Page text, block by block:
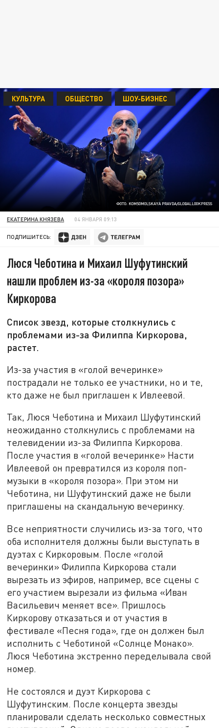
ФОТО: KOMSOMOLSKAYA PRAVDA/GLOBALLOOKPRESS
КУЛЬТУРА ОБЩЕСТВО ШОУ-БИЗНЕС
ЕКАТЕРИНА КНЯЗЕВА 04 ЯНВАРЯ 09:13
ПОДПИШИТЕСЬ:
Люся Чеботина и Михаил Шуфутинский
нашли проблем из-за «короля позора»
Киркорова
Список звезд, которые столкнулись с
проблемами из-за Филиппа Киркорова,
растет.
Из-за участия в «голой вечеринке»
пострадали не только ее участники, но и те,
кто даже не был приглашен к Ивлеевой.
Так, Люся Чеботина и Михаил Шуфутинский
неожиданно столкнулись с проблемами на
телевидении из-за Филиппа Киркорова.
После участия в «голой вечеринке» Насти
Ивлеевой он превратился из короля поп-
музыки в «короля позора». При этом ни
Чеботина, ни Шуфутинский даже не были
приглашены на скандальную вечеринку.
Все неприятности случились из-за того, что
оба исполнителя должны были выступать в
дуэтах с Киркоровым. После «голой
вечеринки» Филиппа Киркорова стали
вырезать из эфиров, например, все сцены с
его участием вырезали из фильма «Иван
Васильевич меняет все». Пришлось
Киркорову отказаться и от участия в
фестивале «Песня года», где он должен был
исполнить с Чеботиной «Солнце Монако».
Люся Чеботина экстренно переделывала свой
номер.
Не состоялся и дуэт Киркорова с
Шуфутинским. После концерта звезды
планировали сделать несколько совместных